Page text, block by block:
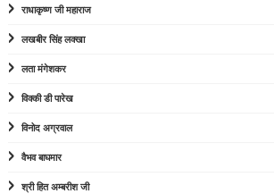
राधाकृष्ण जी महाराज
लखबीर सिंह लक्खा
लता मंगेशकर
विक्की डी पारेख
विनोद अग्रवाल
वैभव बाघमार
श्री हित अम्बरीश जी